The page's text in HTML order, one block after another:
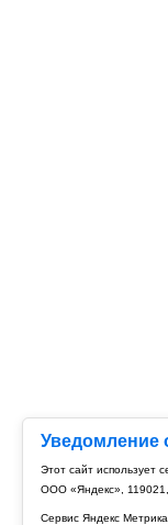
Уведомление
Этот сайт использует
ООО «Яндекс», 119021,
Сервис Яндекс